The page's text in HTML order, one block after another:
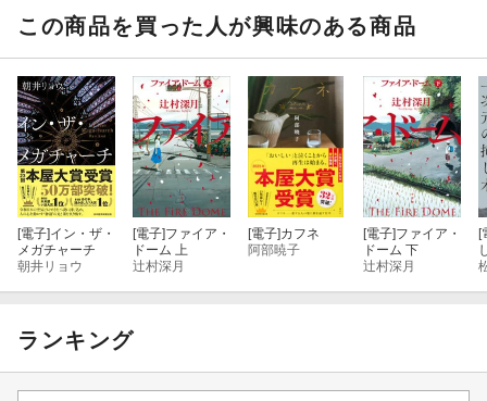
この商品を買った人が興味のある商品
[電子]イン・ザ・
メガチャーチ
朝井リョウ
[電子]ファイア・
ドーム 上
辻村深月
[電子]カフネ
阿部暁子
[電子]ファイア・
ドーム 下
辻村深月
[
ランキング